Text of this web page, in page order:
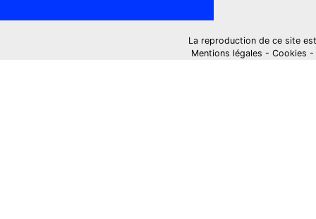
La reproduction de ce site
Mentions légales - Cookies -